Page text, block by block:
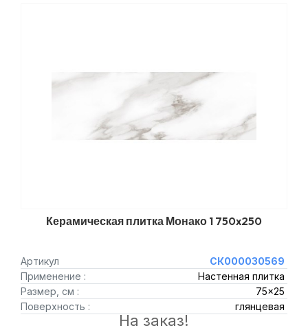
Керамическая плитка Монако 1 750x250
Артикул
СК000030569
Применение :
Настенная плитка
Размер, см :
75x25
Поверхность :
глянцевая
На заказ!